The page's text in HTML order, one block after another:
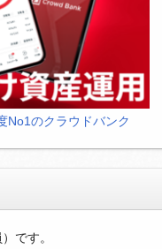
No1のクラウドバンク
です。